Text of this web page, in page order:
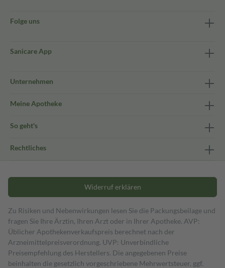
Folge uns
Sanicare App
Unternehmen
Meine Apotheke
So geht's
Rechtliches
Widerruf erklären
Zu Risiken und Nebenwirkungen lesen Sie die Packungsbeilage und
fragen Sie Ihre Ärztin, Ihren Arzt oder in Ihrer Apotheke. AVP:
Üblicher Apothekenverkaufspreis berechnet nach der
Arzneimittelpreisverordnung. UVP: Unverbindliche
Preisempfehlung des Herstellers. Die angegebenen Preise
beinhalten die gesetzlich vorgeschriebene Mehrwertsteuer, ggf.